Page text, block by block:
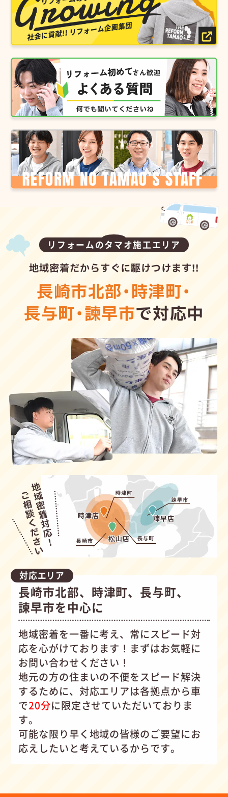
リフォームのタマオ施工エリア
地域密着だからすぐに駆けつけます!!
長崎市北部・時津町・
長与町・諫早市で対応中
対応エリア
長崎市北部、時津町、長与町、
諫早市を中心に
地域密着を一番に考え、常にスピード対
応を心がけております！まずはお気軽に
お問い合わせください！
地元の方の住まいの不便をスピード解決
するために、対応エリアは各拠点から車
で20分に限定させていただいておりま
す。
可能な限り早く地域の皆様のご要望にお
応えしたいと考えているからです。